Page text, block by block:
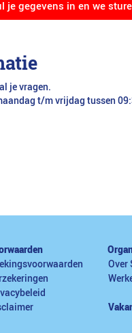
je gegevens in en we
je vragen.
t/m vrijdag tussen
Over